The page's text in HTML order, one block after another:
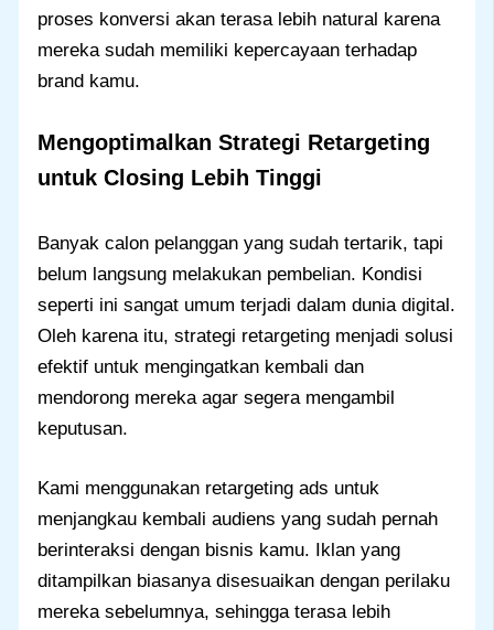
proses konversi akan terasa lebih natural karena
mereka sudah memiliki kepercayaan terhadap
brand kamu.
Mengoptimalkan Strategi Retargeting
untuk Closing Lebih Tinggi
Banyak calon pelanggan yang sudah tertarik, tapi
belum langsung melakukan pembelian. Kondisi
seperti ini sangat umum terjadi dalam dunia digital.
Oleh karena itu, strategi retargeting menjadi solusi
efektif untuk mengingatkan kembali dan
mendorong mereka agar segera mengambil
keputusan.
Kami menggunakan retargeting ads untuk
menjangkau kembali audiens yang sudah pernah
berinteraksi dengan bisnis kamu. Iklan yang
ditampilkan biasanya disesuaikan dengan perilaku
mereka sebelumnya, sehingga terasa lebih